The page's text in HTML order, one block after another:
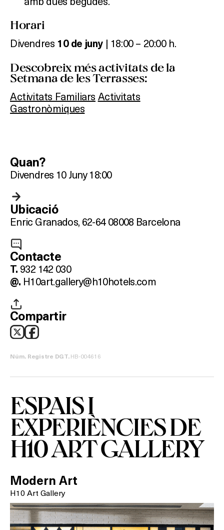
Què vols fer?
HOTELS
BARS
RESTAURANTS
Activitats
Horari
Divendres 10 de juny | 18:00 – 20:00 h.
Descobreix més activitats de la
Setmana de les Terrasses:
Activitats Familiars Activitats
Gastronòmiques
Quan?
Divendres 10 Juny 18:00
Ubicació
Enric Granados, 62-64 08008 Barcelona
Contacte
T. 932 142 030
@. H10art.gallery@h10hotels.com
Compartir
Núm. Registre DGT. HB-004616
ESPAIS I
EXPERIÈNCIES DE
H10 ART GALLERY
Modern Art
H10 Art Gallery